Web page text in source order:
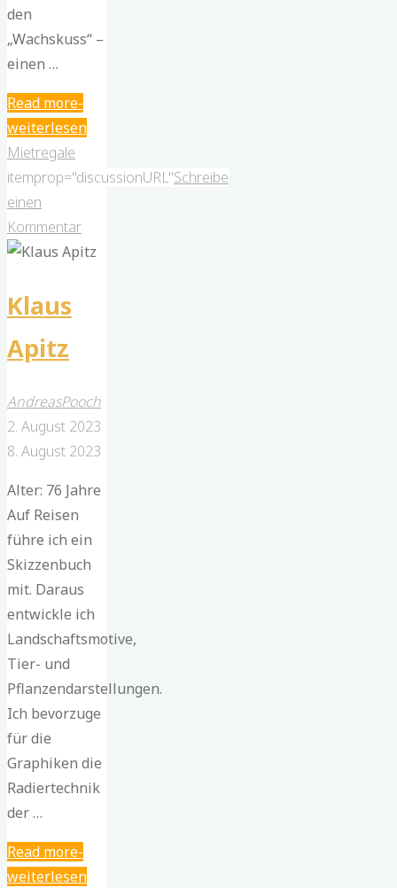
den
„Wachskuss“ –
einen …
Read more"Markus
Braun"
Mietregale
itemprop="discussionURL"Schreibe
einen
Kommentar
Klaus
Apitz
AndreasPooch
2. August 2023
8. August 2023
Alter: 76 Jahre
Auf Reisen
führe ich ein
Skizzenbuch
mit. Daraus
entwickle ich
Landschaftsmotive,
Tier- und
Pflanzendarstellungen.
Ich bevorzuge
für die
Graphiken die
Radiertechnik
der …
Read more"Klaus
Apitz"